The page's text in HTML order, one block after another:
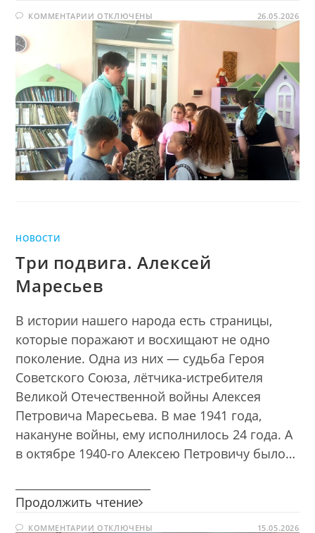
—
библиотекарь
КОММЕНТАРИИ К
ЗАПИСИ
СЕГОДНЯ
Я
—
БИБЛИОТЕКАРЬ
ОТКЛЮЧЕНЫ 26.05.2026
НОВОСТИ
Три подвига. Алексей
Маресьев
В истории нашего народа есть страницы,
которые поражают и восхищают не одно
поколение. Одна из них — судьба Героя
Советского Союза, лётчика-истребителя
Великой Отечественной войны Алексея
Петровича Маресьева. В мае 1941 года,
накануне войны, ему исполнилось 24 года. А
в октябре 1940-го Алексею Петровичу было…
Продолжить чтение Три
Алексей
КОММЕНТАРИИ К
ОТКЛЮЧЕНЫ 15.05.2026